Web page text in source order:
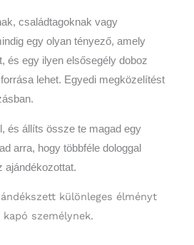
családtagoknak vagy
egy olyan tényező, amely
és egy ilyen elsősegély doboz
lehet. Egyedi megközelítést
és állíts össze te magad egy
arra, hogy többféle dologgal
ajándékozottat.
különleges élményt
személynek.